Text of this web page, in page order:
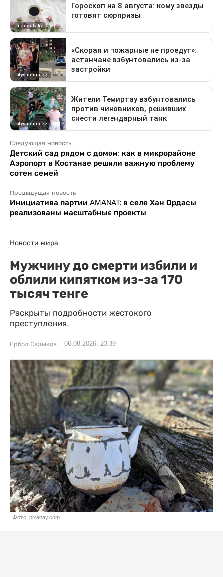
Следующая новость
Детский сад рядом с домом: как в микрорайоне
Аэропорт в Костанае решили важную проблему
сотен семей
Предыдущая новость
Инициатива партии AMANAT: в селе Хан Ордасы
реализованы масштабные проекты
Новости мира
Мужчину до смерти избили и
облили кипятком из-за 170
тысяч тенге
Раскрыты подробности жестокого
преступления.
Ербол Садыков 06.08.2026, 23:39
Фото: pixabay.com